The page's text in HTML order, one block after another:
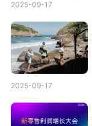
增长俱乐部
商家社区
合作共进
入驻有赞
2025-09-17
2025-09-17